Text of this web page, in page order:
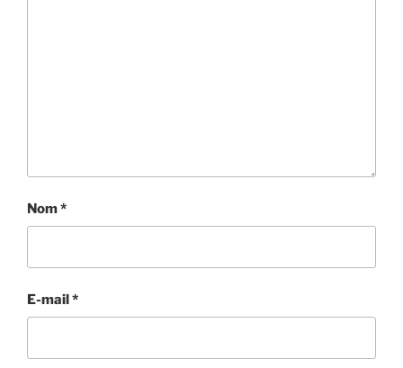
Nom*
E-mail*